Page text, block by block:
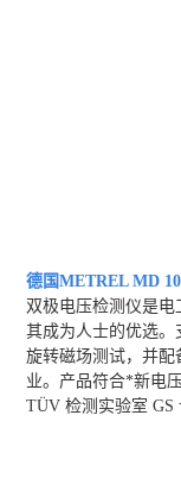
德国METREL MD
双极电压检测仪是
其成为人士的优选
旋转磁场测试，并
业。产品符合*新电
TÜV 检测实验室 GS